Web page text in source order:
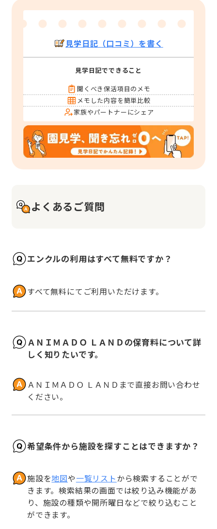
見学日記（口コミ）を書く
見学日記でできること
聞くべき保活項目のメモ
メモした内容を簡単比較
家族やパートナーにシェア
よくあるご質問
エンクルの利用はすべて無料ですか？
すべて無料にてご利用いただけます。
ＡＮＩＭＡＤＯ ＬＡＮＤの保育料について詳
しく知りたいです。
ＡＮＩＭＡＤＯ ＬＡＮＤまで直接お問い合わせ
ください。
希望条件から施設を探すことはできますか？
施設を地図や一覧リストから検索することがで
きます。検索結果の画面では絞り込み機能があ
り、施設の種類や開所曜日などで絞り込むこと
ができます。